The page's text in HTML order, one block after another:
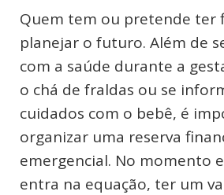
Quem tem ou pretende ter
planejar o futuro. Além de
com a saúde durante a
o chá de fraldas ou se
cuidados com o bebê, é
organizar uma reserva
emergencial. No momento
entra na equação, ter um